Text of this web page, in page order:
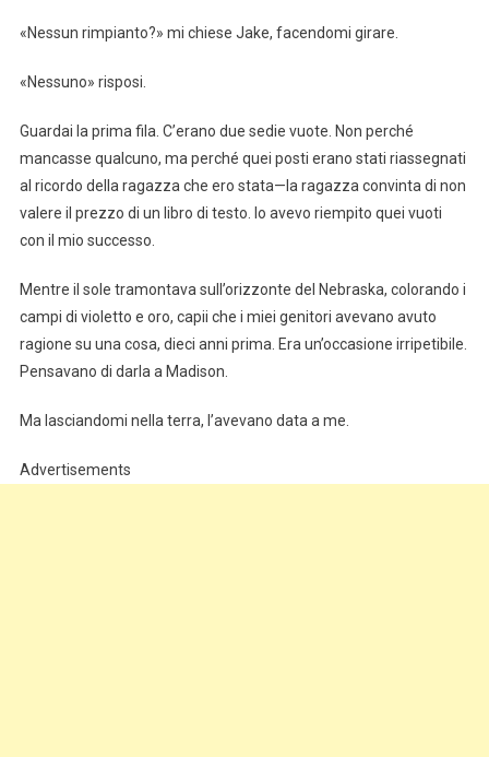
«Nessun rimpianto?» mi chiese Jake, facendomi girare.
«Nessuno» risposi.
Guardai la prima fila. C’erano due sedie vuote. Non perché
mancasse qualcuno, ma perché quei posti erano stati riassegnati
al ricordo della ragazza che ero stata—la ragazza convinta di non
valere il prezzo di un libro di testo. Io avevo riempito quei vuoti
con il mio successo.
Mentre il sole tramontava sull’orizzonte del Nebraska, colorando i
campi di violetto e oro, capii che i miei genitori avevano avuto
ragione su una cosa, dieci anni prima. Era un’occasione irripetibile.
Pensavano di darla a Madison.
Ma lasciandomi nella terra, l’avevano data a me.
Advertisements